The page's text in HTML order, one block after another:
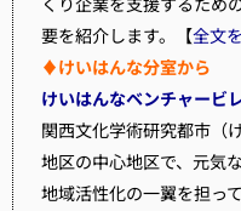
要を紹介します。【全文
♦けいはんな分室から
けいはんなベンチャービ
関西文化学術研究都市（
地区の中心地区で、元気
地域活性化の一翼を担っ